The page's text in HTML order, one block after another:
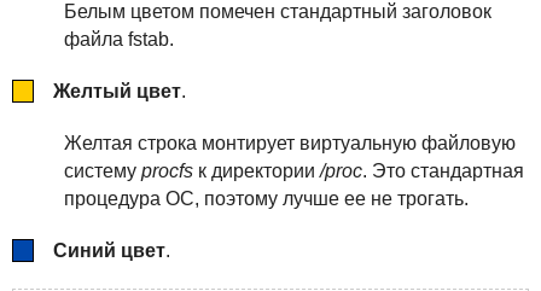
Белым цветом помечен стандартный заголовок
файла fstab.
Желтый цвет.
Желтая строка монтирует виртуальную файловую
систему procfsк директории/proc. Это стандартная
процедура ОС, поэтому лучше ее не трогать.
Синий цвет.